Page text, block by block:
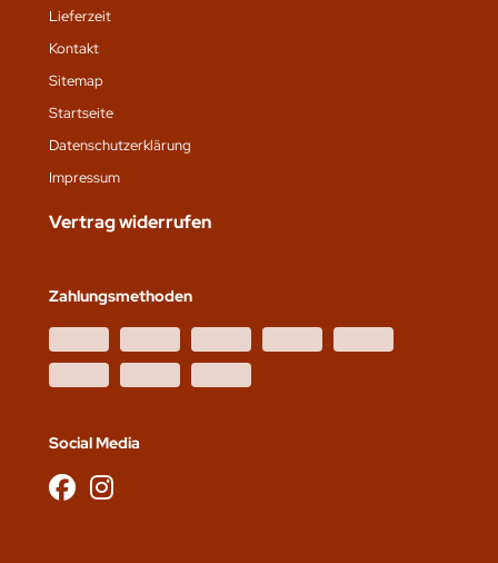
Lieferzeit
Kontakt
Sitemap
Startseite
Datenschutz­erklärung
Impressum
Vertrag widerrufen
Zahlungsmethoden
Social Media